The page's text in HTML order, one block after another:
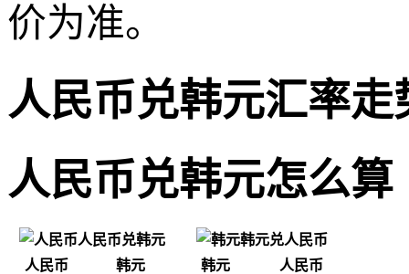
价为准。
人民币兑韩元汇率走
人民币兑韩元怎么算
人民币兑韩元
韩元兑人民币
人民币
韩元 韩元
人民币